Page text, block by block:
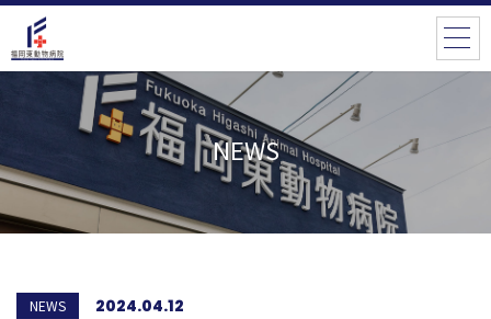
NEWS
NEWS 2024.04.12